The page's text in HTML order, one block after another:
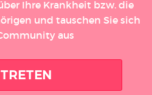
Ihre Krankheit bzw. die
und tauschen Sie sich
aus